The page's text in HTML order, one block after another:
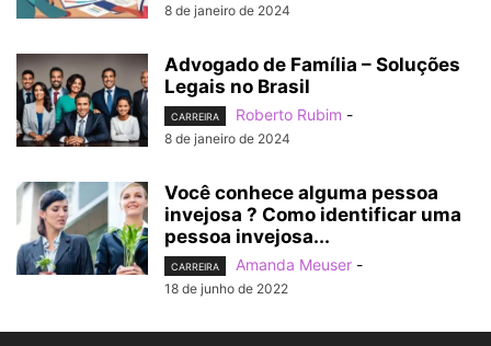
8 de janeiro de 2024
Advogado de Família – Soluções
Legais no Brasil
CARREIRA Roberto Rubim -
8 de janeiro de 2024
Você conhece alguma pessoa
invejosa ? Como identificar uma
pessoa invejosa...
CARREIRA Amanda Meuser -
18 de junho de 2022